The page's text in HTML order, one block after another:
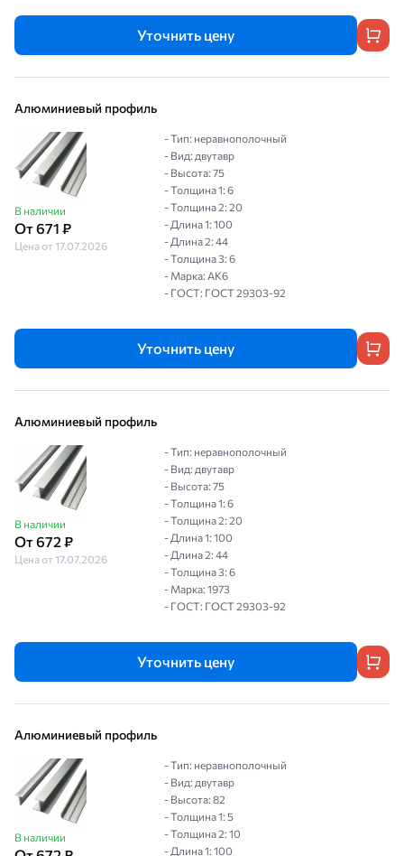
Уточнить цену
Алюминиевый профиль
В наличии
От 671 ₽
Цена от 17.07.2026
- Тип: неравнополочный
- Вид: двутавр
- Высота: 75
- Толщина 1: 6
- Толщина 2: 20
- Длина 1: 100
- Длина 2: 44
- Толщина 3: 6
- Марка: АК6
- ГОСТ: ГОСТ 29303-92
Уточнить цену
Алюминиевый профиль
В наличии
От 672 ₽
Цена от 17.07.2026
- Тип: неравнополочный
- Вид: двутавр
- Высота: 75
- Толщина 1: 6
- Толщина 2: 20
- Длина 1: 100
- Длина 2: 44
- Толщина 3: 6
- Марка: 1973
- ГОСТ: ГОСТ 29303-92
Уточнить цену
Алюминиевый профиль
В наличии
- Тип: неравнополочный
- Вид: двутавр
- Высота: 82
- Толщина 1: 5
- Толщина 2: 10
- Длина 1: 100